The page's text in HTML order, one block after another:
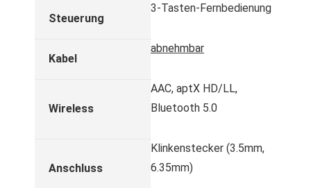
Steuerung
3-Tasten-Fernbedienung
Kabel
abnehmbar
Wireless
AAC, aptX HD/​LL,
Bluetooth 5.0
Anschluss
Klinkenstecker (3.5mm,
6.35mm)